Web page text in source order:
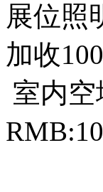
展位照
加收
室内空
商